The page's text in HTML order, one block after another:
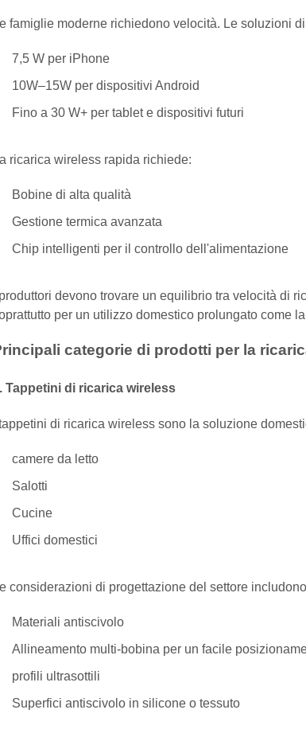
famiglie moderne richiedono velocità. Le soluzioni
7,5 W per iPhone
10W–15W per dispositivi Android
Fino a 30 W+ per tablet e dispositivi futuri
ricarica wireless rapida richiede:
Bobine di alta qualità
Gestione termica avanzata
Chip intelligenti per il controllo dell'alimentazione
produttori devono trovare un equilibrio tra velocità di
per un utilizzo domestico prolungato come
categorie di prodotti per la
Tappetini di ricarica wireless
tappetini di ricarica wireless sono la soluzione
camere da letto
Salotti
Cucine
Uffici domestici
considerazioni di progettazione del settore
Materiali antiscivolo
Allineamento multi-bobina per un facile
profili ultrasottili
Superfici antiscivolo in silicone o tessuto